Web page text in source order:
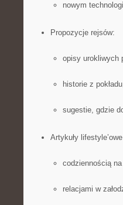
nowym
Propozycje rejsów:
opisy urokliwych
historie z
sugestie, gdzie
Artykuły
codziennością
relacjami w